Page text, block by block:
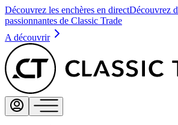
Découvrez les enchères en directDécouvrez
passionnantes de Classic Trade
A découvrir